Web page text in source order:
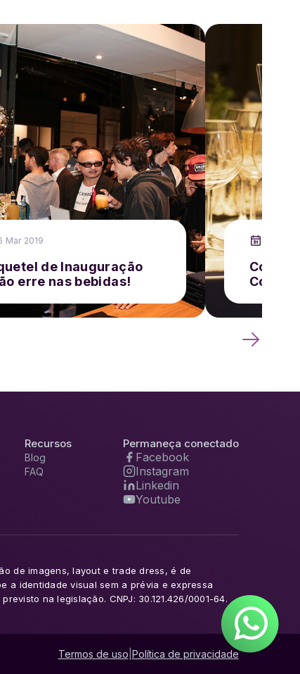
Mar 2019
de Inauguração
erre nas bebidas!
Recursos
Blog
FAQ
Permaneça conectado
Facebook
Instagram
Linkedin
Youtube
de imagens, layout e trade dress, é de
a identidade visual sem a prévia e expressa
na legislação. CNPJ: 30.121.426/0001-64.
Termos de uso Política de privacidade